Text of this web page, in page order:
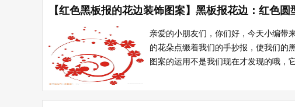
【红色黑板报的花边装饰图案】黑板报花边：红色圆
亲爱的小朋友们，你们好，今天小编带
的花朵点缀着我们的手抄报，使我们的
图案的运用不是我们现在才发现的哦，